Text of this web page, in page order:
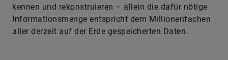
kennen und rekonstruieren – allein die dafür nötige
Informationsmenge entspricht dem Millionenfachen
aller derzeit auf der Erde gespeicherten Daten.